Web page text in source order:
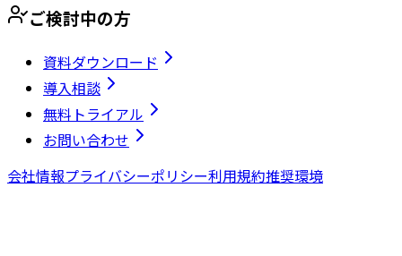
ご検討中の方
資料ダウンロード
導入相談
無料トライアル
お問い合わせ
会社情報プライバシーポリシー利用規約推奨環境